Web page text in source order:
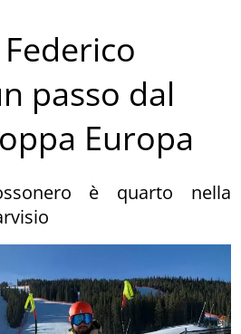
passo dal
Europa
è quarto nella